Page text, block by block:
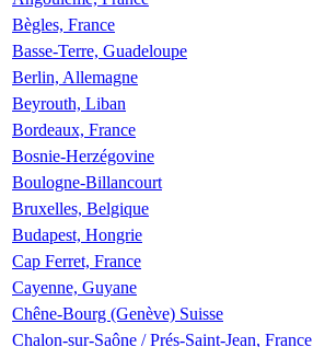
Bègles, France
Basse-Terre, Guadeloupe
Berlin, Allemagne
Beyrouth, Liban
Bordeaux, France
Bosnie-Herzégovine
Boulogne-Billancourt
Bruxelles, Belgique
Budapest, Hongrie
Cap Ferret, France
Cayenne, Guyane
Chêne-Bourg (Genève) Suisse
Chalon-sur-Saône / Prés-Saint-Jean, France